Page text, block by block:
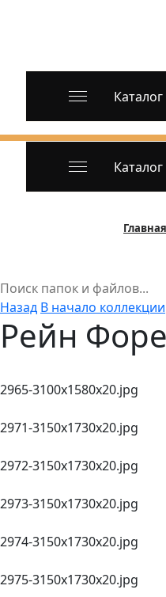
Каталог
Каталог
Главная
Назад В начало коллекции
Рейн
2965-3100х1580х20.jpg
2971-3150х1730х20.jpg
2972-3150х1730х20.jpg
2973-3150х1730х20.jpg
2974-3150х1730х20.jpg
2975-3150х1730х20.jpg